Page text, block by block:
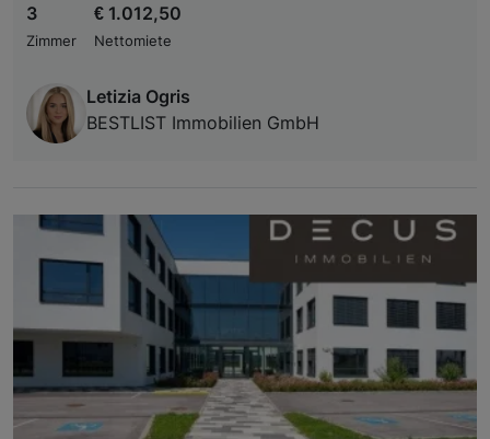
3
Zimmer
€ 1.012,50
Nettomiete
Letizia Ogris
BESTLIST Immobilien GmbH